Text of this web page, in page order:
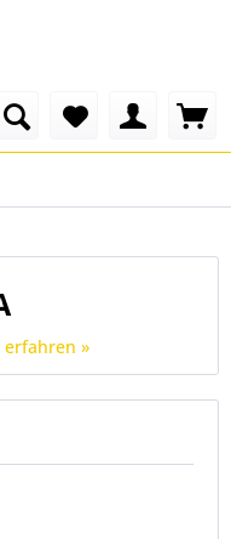
erfahren »